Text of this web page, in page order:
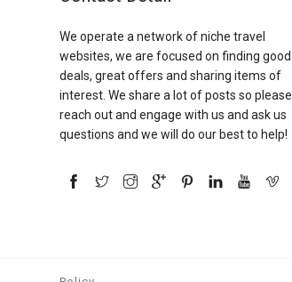
We operate a network of niche travel
websites, we are focused on finding good
deals, great offers and sharing items of
interest. We share a lot of posts so please
reach out and engage with us and ask us
questions and we will do our best to help!